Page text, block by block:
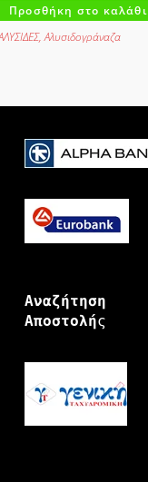
Προσθήκη στο καλάθι
,Αλυσιδογράναζα
Αναζήτηση
Αποστολής